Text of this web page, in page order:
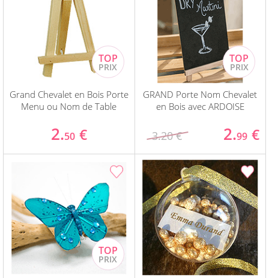
Grand Chevalet en Bois Porte
Menu ou Nom de Table
2.50 €
GRAND Porte Nom Chevalet
en Bois avec ARDOISE
3.20 € 2.99 €